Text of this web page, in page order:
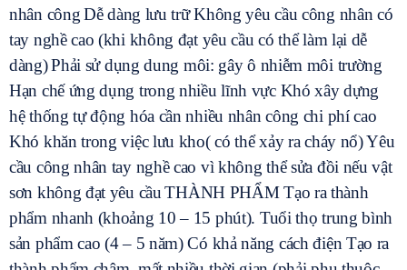
nhân côngDễ dàng lưu trữ Không yêu cầu công nhân có
tay nghề cao (khi không đạt yêu cầu có thể làm lại dễ
dàng)Phải sử dụng dung môi: gây ô nhiễm môi trường
Hạn chế ứng dụng trong nhiều lĩnh vực Khó xây dựng
hệ thống tự động hóa cần nhiều nhân công chi phí cao
Khó khăn trong việc lưu kho( có thể xảy ra cháy nổ)Yêu
cầu công nhân tay nghề cao vì không thể sửa đồi nếu vật
sơn không đạt yêu cầu THÀNH PHẨM Tạo ra thành
phẩm nhanh (khoảng 10 – 15 phút). Tuổi thọ trung bình
sản phẩm cao (4 – 5 năm) Có khả năng cách điện Tạo ra